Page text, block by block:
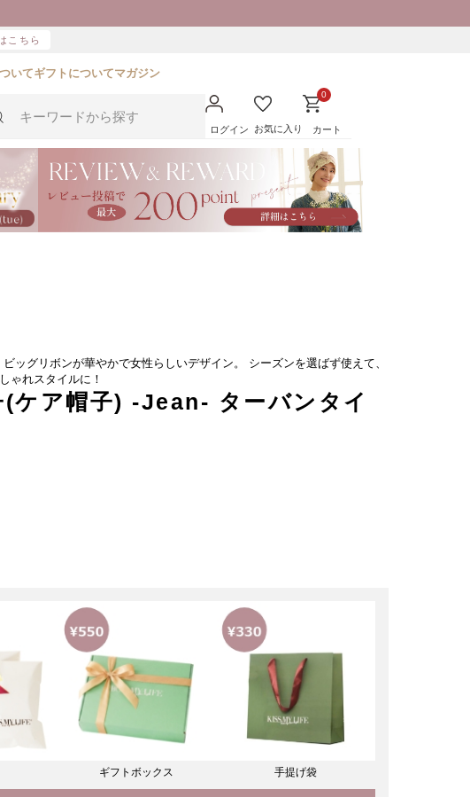
こちら
いてギフトについてマガジン
ログイン お気に入り
0
カート
ビッグリボンが華やかで女性らしいデザイン。 シーズンを選ばず使えて、
ゃれスタイルに！
(ケア帽子) -Jean- ターバンタイ
ギフトボックス 手提げ袋